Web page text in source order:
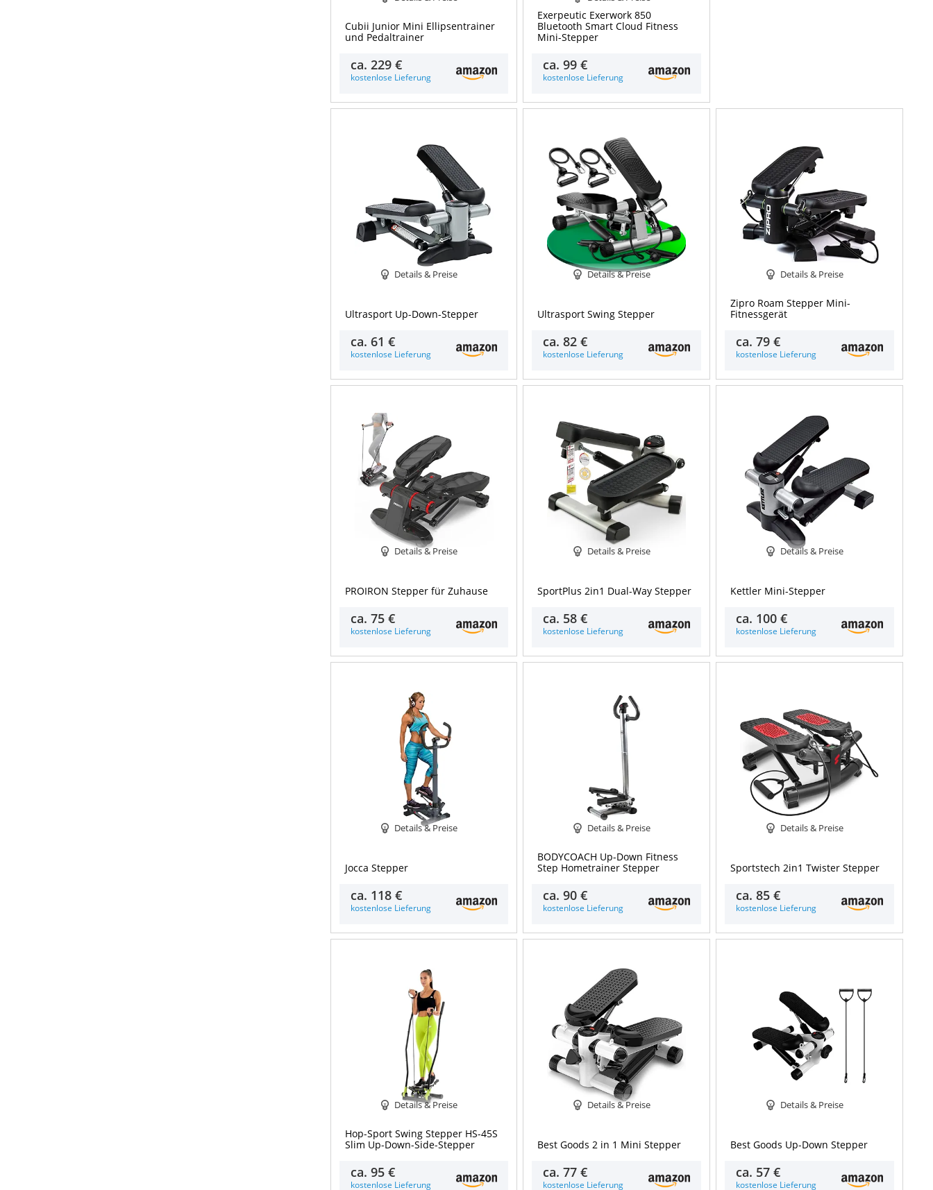
Cubii Junior Mini Ellipsentrainer
und Pedaltrainer
ca. 229 €
kostenlose Lieferung
Exerpeutic Exerwork 850
Bluetooth Smart Cloud Fitness
Mini-Stepper
ca.99 €
kostenlose Lieferung
Details & Preise
Ultrasport Up-Down-Stepper
ca. 61 €
kostenlose Lieferung
Details & Preise
Ultrasport Swing Stepper
ca.82 €
kostenlose Lieferung
Details & Preise
Zipro Roam Stepper Mini-
Fitnessgerät
ca.79 €
kostenlose Lieferung
Details & Preise
PROIRON Stepper für Zuhause
ca. 75 €
kostenlose Lieferung
Details & Preise
SportPlus 2in1 Dual-Way Stepper
ca. 58 €
kostenlose Lieferung
Details & Preise
Kettler Mini-Stepper
ca. 100 €
kostenlose Lieferung
Details & Preise
Jocca Stepper
ca. 118 €
kostenlose Lieferung
Details & Preise
BODYCOACH Up-Down Fitness
Step Hometrainer Stepper
ca.90 €
kostenlose Lieferung
Details & Preise
Sportstech 2in1 Twister Stepper
ca.85 €
kostenlose Lieferung
Details & Preise
Hop-Sport Swing Stepper HS-45S
Slim Up-Down-Side-Stepper
ca. 95 €
kostenlose Lieferung
Details & Preise
Best Goods 2 in 1 Mini Stepper
ca.77 €
kostenlose Lieferung
Details & Preise
Best Goods Up-Down Stepper
ca. 57 €
kostenlose Lieferung